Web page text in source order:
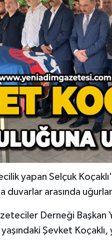
yapan Selçuk
duvarlar arasında
Derneği Başkan
Şevket Koçaklı,